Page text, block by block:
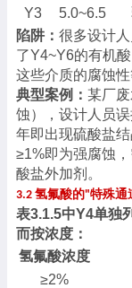
Y3
5.0~6.5
陷阱： 很多设计人
了Y4~Y6的有机
这些介质的腐蚀
典型案例： 某厂
蚀），设计人员
年即出现硫酸盐
≥1%即为强腐蚀
酸盐外加剂。
3.2 氢氟酸的"特殊通
表3.1.5中Y4单独
而按浓度：
氢氟酸浓度
≥2%